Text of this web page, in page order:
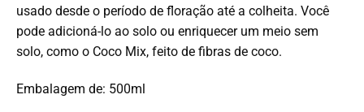
usado desde o período de floração até a colheita. Você
pode adicioná-lo ao solo ou enriquecer um meio sem
solo, como o Coco Mix, feito de fibras de coco.
Embalagem de: 500ml